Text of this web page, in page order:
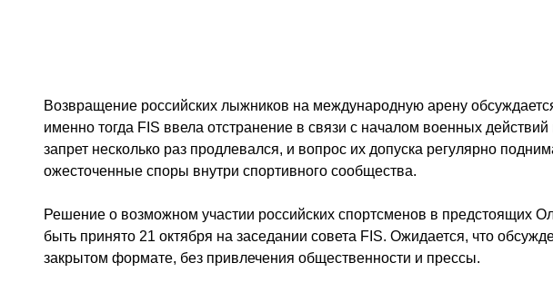
Возвращение российских лыжников на международную арену
именно тогда FIS ввела отстранение в связи с началом военных
запрет несколько раз продлевался, и вопрос их допуска регулярно
ожесточенные споры внутри спортивного сообщества.
Решение о возможном участии российских спортсменов в предстоящих
быть принято 21 октября на заседании совета FIS. Ожидается, что
закрытом формате, без привлечения общественности и прессы.